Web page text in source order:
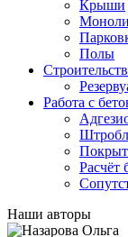
Крыши
Полы
Работа с
Расчёт
Наши авторы